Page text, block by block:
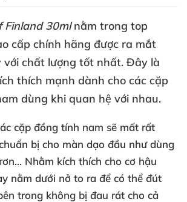
Finland 30mlnằm trong top
cấp chính hãng được ra mắt
với chất lượng tốt nhất. Đây là
thích mạnh dành cho các cặp
dùng khi quan hệ với nhau.
cặp đồng tính nam sẽ mất rất
bị cho màn dạo đầu như dùng
Nhằm kích thích cho cơ hậu
nằm dưới nở to ra để có thể đút
trong không bị đau rát cho cả